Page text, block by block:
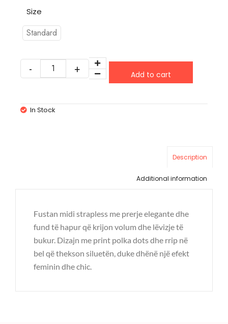
Size
Standard
Add to cart
In Stock
Description
Additional information
Fustan midi strapless me prerje elegante dhe
fund të hapur që krijon volum dhe lëvizje të
bukur. Dizajn me print polka dots dhe rrip në
bel që thekson siluetën, duke dhënë një efekt
feminin dhe chic.